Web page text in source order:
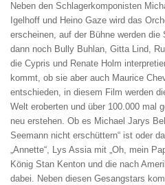
Neben den Schlagerkomponisten
Igelhoff und Heino Gaze wird das
erscheinen, auf der Bühne werden
dann noch Bully Buhlan, Gitta Lind,
die Cypris und Renate Holm
kommt, ob sie aber auch Maurice
entschieden, in diesem Film werden
Welt eroberten und über 100.000 mal
neu erstehen. Ob es Michael Jarys
Seemann nicht erschüttern“ ist oder
„Annette“, Lys Assia mit „Oh, mein
König Stan Kenton und die nach
dabei. Neben diesen Gesangstars